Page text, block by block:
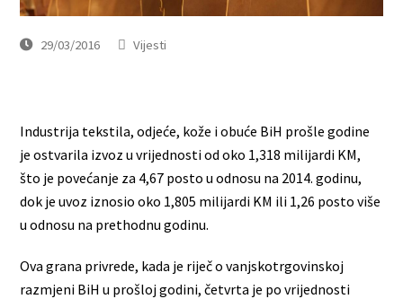
29/03/2016 Vijesti
Industrija tekstila, odjeće, kože i obuće BiH prošle godine
je ostvarila izvoz u vrijednosti od oko 1,318 milijardi KM,
što je povećanje za 4,67 posto u odnosu na 2014. godinu,
dok je uvoz iznosio oko 1,805 milijardi KM ili 1,26 posto više
u odnosu na prethodnu godinu.
Ova grana privrede, kada je riječ o vanjskotrgovinskoj
razmjeni BiH u prošloj godini, četvrta je po vrijednosti